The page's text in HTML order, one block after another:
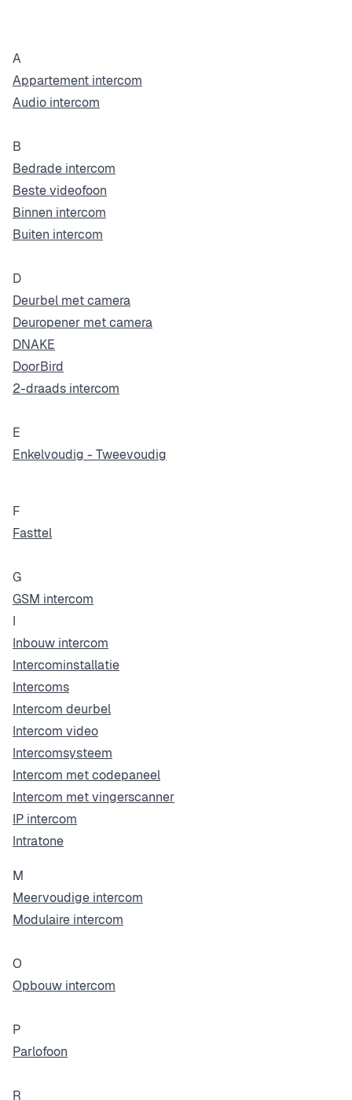
A
Appartement intercom
Audio intercom
B
Bedrade intercom
Beste videofoon
Binnen intercom
Buiten intercom
D
Deurbel met camera
Deuropener met camera
DNAKE
DoorBird
2-draads intercom
E
Enkelvoudig - Tweevoudig
F
Fasttel
G
GSM intercom
I
Inbouw intercom
Intercominstallatie
Intercoms
Intercom deurbel
Intercom video
Intercomsysteem
Intercom met codepaneel
Intercom met vingerscanner
IP intercom
Intratone
M
Meervoudige intercom
Modulaire intercom
O
Opbouw intercom
P
Parlofoon
R